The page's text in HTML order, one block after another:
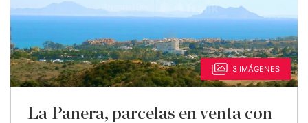
3 IMÁGENES
La Panera, parcelas en venta con